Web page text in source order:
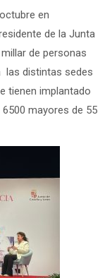
en
de la Junta
de personas
las distintas sedes
tienen implantado
mayores de 55